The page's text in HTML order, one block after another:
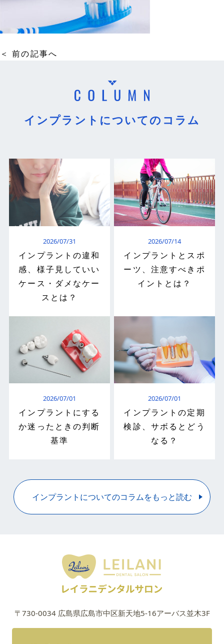
＜ 前の記事へ
インプラントについてのコラム
2026/07/31
インプラントの違和
感、様子見していい
ケース・ダメなケー
スとは？
2026/07/14
インプラントとスポ
ーツ、注意すべきポ
イントとは？
2026/07/01
インプラントにする
か迷ったときの判断
基準
2026/07/01
インプラントの定期
検診、サボるとどう
なる？
インプラントについてのコラムをもっと読む
〒730-0034 広島県広島市中区新天地5-16アーバス並木3F